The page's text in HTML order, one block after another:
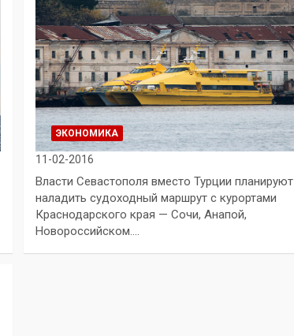
ЭКОНОМИКА
11-02-2016
Власти Севастополя вместо Турции планируют
наладить судоходный маршрут с курортами
Краснодарского края — Сочи, Анапой,
Новороссийском.…